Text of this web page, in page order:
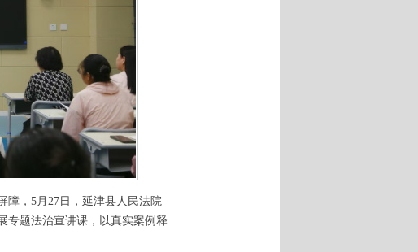
，5月27日，延津县人民法院
专题法治宣讲课，以真实案例释